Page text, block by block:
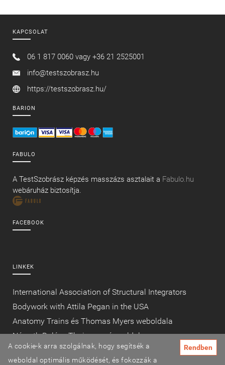
KAPCSOLAT
06 1 817 0060 vagy +36 21 2525001
info@testszobrasz.hu
https://testszobrasz.hu/
BARION
FABULO
A TestSzobrász képzés masszázs asztalait a Fabulo.hu
webáruház biztosítja.
FACEBOOK
LINKEK
International Association of Structural Integrators
Bodywork with Attila Pegan in the USA
Anatomy Trains és Thomas Myers weboldala
Németh Balázs Thaimasszázs oldala
Fascia research congress
Rendben
A cookie-k arra szolgálnak, hogy segítsék a
weboldal optimális működését, és fokozzák a